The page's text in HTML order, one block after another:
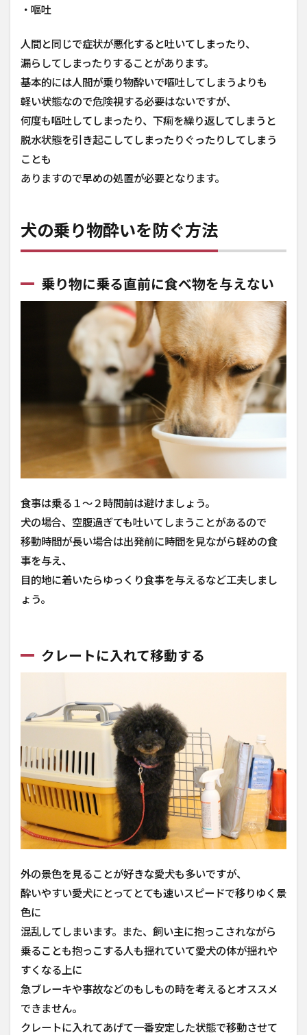
・嘔吐
人間と同じで症状が悪化すると吐いてしまったり、
漏らしてしまったりすることがあります。
基本的には人間が乗り物酔いで嘔吐してしまうよりも
軽い状態なので危険視する必要はないですが、
何度も嘔吐してしまったり、下痢を繰り返してしまうと
脱水状態を引き起こしてしまったりぐったりしてしまう
ことも
ありますので早めの処置が必要となります。
犬の乗り物酔いを防ぐ方法
乗り物に乗る直前に食べ物を与えない
食事は乗る１〜２時間前は避けましょう。
犬の場合、空腹過ぎても吐いてしまうことがあるので
移動時間が長い場合は出発前に時間を見ながら軽めの食
事を与え、
目的地に着いたらゆっくり食事を与えるなど工夫しまし
ょう。
クレートに入れて移動する
外の景色を見ることが好きな愛犬も多いですが、
酔いやすい愛犬にとってとても速いスピードで移りゆく景
色に
混乱してしまいます。また、飼い主に抱っこされながら
乗ることも抱っこする人も揺れていて愛犬の体が揺れや
すくなる上に
急ブレーキや事故などのもしもの時を考えるとオススメ
できません。
クレートに入れてあげて一番安定した状態で移動させて